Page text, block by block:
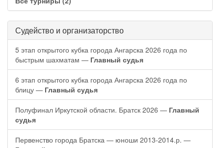
Судейство и организаторство
5 этап открытого кубка города Ангарска 2026 года по
быстрым шахматам — Главный судья
6 этап открытого кубка города Ангарска 2026 года по
блицу — Главный судья
Полуфинал Иркутской области. Братск 2026 — Главный
судья
Первенство города Братска — юноши 2013-2014.р. —